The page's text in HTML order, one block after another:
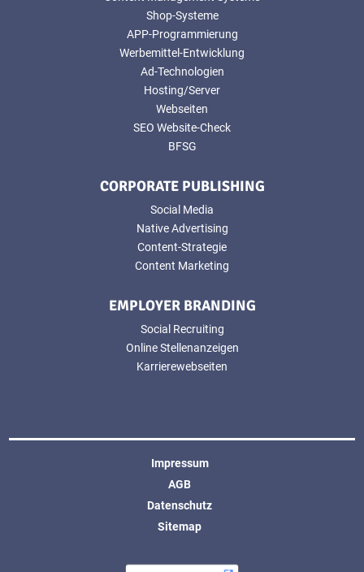
Shop-Systeme
APP-Programmierung
Werbemittel-Entwicklung
Ad-Technologien
Hosting/Server
Webseiten
SEO Website-Check
BFSG
CORPORATE PUBLISHING
Social Media
Native Advertising
Content-Strategie
Content Marketing
EMPLOYER BRANDING
Social Recruiting
Online Stellenanzeigen
Karrierewebseiten
Impressum
AGB
Datenschutz
Sitemap